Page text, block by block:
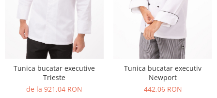
Tunica bucatar executive
Trieste
de la 921,04 RON
Tunica bucatar executiv
Newport
442,06 RON